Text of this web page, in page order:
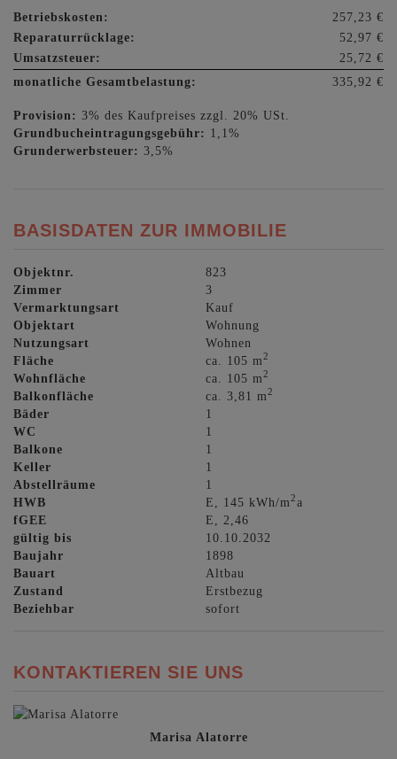
Betriebskosten:
257,23 €
Reparaturrücklage:
52,97 €
Umsatzsteuer:
25,72 €
monatliche Gesamtbelastung:
335,92 €
Provision: 3% des Kaufpreises zzgl. 20% USt.
Grundbucheintragungsgebühr: 1,1%
Grunderwerbsteuer: 3,5%
BASISDATEN ZUR IMMOBILIE
Objektnr.
823
Zimmer
3
Vermarktungsart
Kauf
Objektart
Wohnung
Nutzungsart
Wohnen
Fläche
ca. 105 m2
Wohnfläche ca. 105 m2
Balkonfläche ca. 3,81 m2
Bäder
1
WC
1
Balkone
1
Keller
1
Abstellräume
1
HWB
E, 145 kWh/m2a
fGEE
E, 2,46
gültig bis
10.10.2032
Baujahr
1898
Bauart
Altbau
Zustand
Erstbezug
Beziehbar
sofort
KONTAKTIEREN SIE UNS
Marisa Alatorre